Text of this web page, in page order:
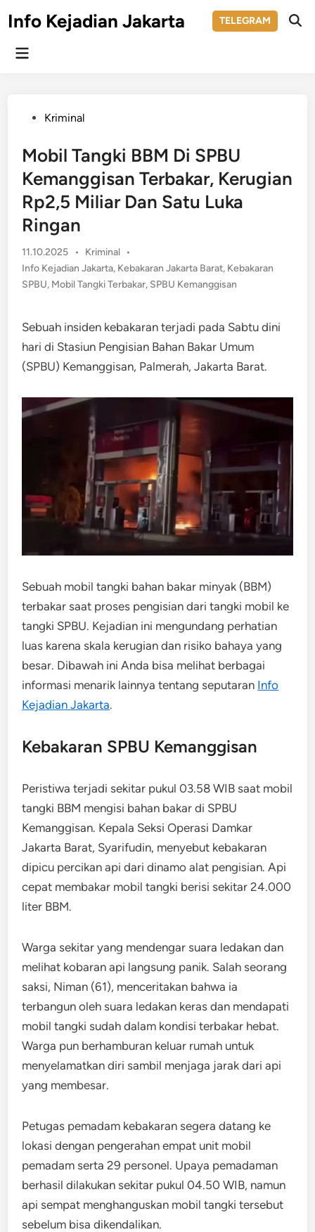
toInfo Kejadian Jakarta TELEGRAM
Main
PostedKriminal
Mobil Tangki BBM Di SPBU
Kemanggisan Terbakar, Kerugian
Rp2,5 Miliar Dan Satu Luka
Ringan
11.10.2025 •
Posted
in
Kriminal •
Info Kejadian Jakarta, Kebakaran Jakarta Barat, Kebakaran
SPBU, Mobil Tangki Terbakar, SPBU Kemanggisan
Sebuah insiden kebakaran terjadi pada Sabtu dini
hari di Stasiun Pengisian Bahan Bakar Umum
(SPBU) Kemanggisan, Palmerah, Jakarta Barat.
Sebuah mobil tangki bahan bakar minyak (BBM)
terbakar saat proses pengisian dari tangki mobil ke
tangki SPBU. Kejadian ini mengundang perhatian
luas karena skala kerugian dan risiko bahaya yang
besar. Dibawah ini Anda bisa melihat berbagai
informasi menarik lainnya tentang seputaran Info
Kejadian Jakarta.
Kebakaran SPBU Kemanggisan
Peristiwa terjadi sekitar pukul 03.58 WIB saat mobil
tangki BBM mengisi bahan bakar di SPBU
Kemanggisan. Kepala Seksi Operasi Damkar
Jakarta Barat, Syarifudin, menyebut kebakaran
dipicu percikan api dari dinamo alat pengisian. Api
cepat membakar mobil tangki berisi sekitar 24.000
liter BBM.
Warga sekitar yang mendengar suara ledakan dan
melihat kobaran api langsung panik. Salah seorang
saksi, Niman (61), menceritakan bahwa ia
terbangun oleh suara ledakan keras dan mendapati
mobil tangki sudah dalam kondisi terbakar hebat.
Warga pun berhamburan keluar rumah untuk
menyelamatkan diri sambil menjaga jarak dari api
yang membesar.
Petugas pemadam kebakaran segera datang ke
lokasi dengan pengerahan empat unit mobil
pemadam serta 29 personel. Upaya pemadaman
berhasil dilakukan sekitar pukul 04.50 WIB, namun
api sempat menghanguskan mobil tangki tersebut
sebelum bisa dikendalikan.